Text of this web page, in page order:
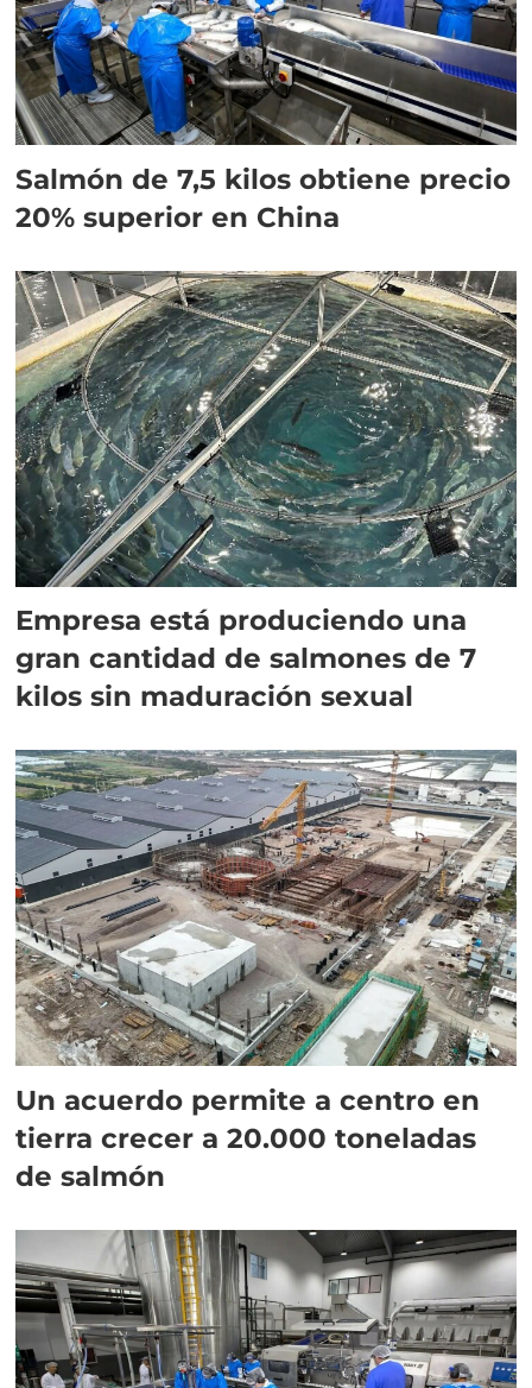
Salmón de 7,5 kilos obtiene precio
20% superior en China
Empresa está produciendo una
gran cantidad de salmones de 7
kilos sin maduración sexual
Un acuerdo permite a centro en
tierra crecer a 20.000 toneladas
de salmón